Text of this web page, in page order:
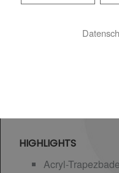
HIGHLIGHTS
Acryl-